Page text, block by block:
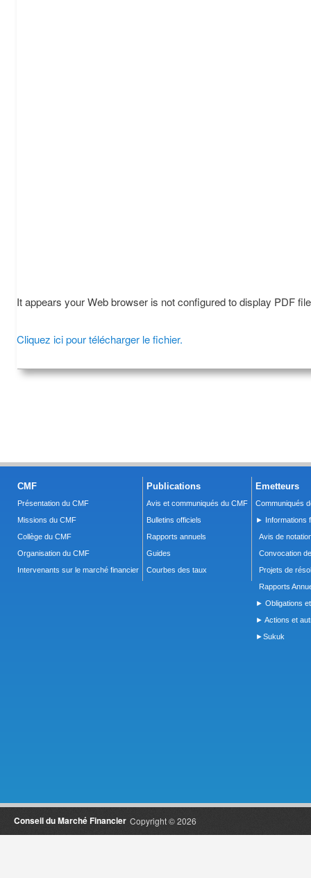
It appears your Web browser is not configured to display PDF
Cliquez ici pour télécharger le fichier.
CMF
Présentation du CMF
Missions du CMF
Collège du CMF
Organisation du CMF
Intervenants sur le marché financier
Publications
Avis et communiqués du CMF
Bulletins officiels
Rapports annuels
Guides
Courbes des taux
Emetteurs
Communiqués
► Informations
Avis de
Convocation
Projets de
Rapports
► Obligations
► Actions et
►Sukuk
Copyright © 2026
Conseil du Marché Financier